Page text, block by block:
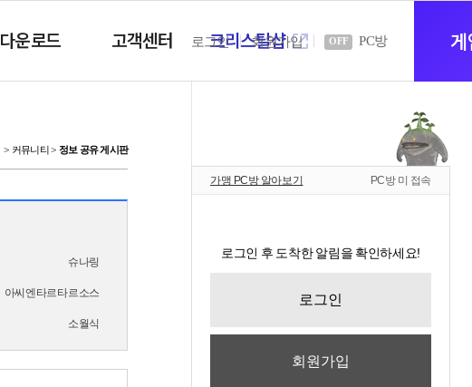
다운로드 고객센터 크리스탈샵새
로그인 회원가입 OFF PC방
커뮤니티 정보 공유 게시판
슈나링
아씨엔타르타르소스
소월식
가맹 PC방 알아보기 PC방 미 접속
로그인 후 도착한 알림을 확인하세요!
로그인
회원가입